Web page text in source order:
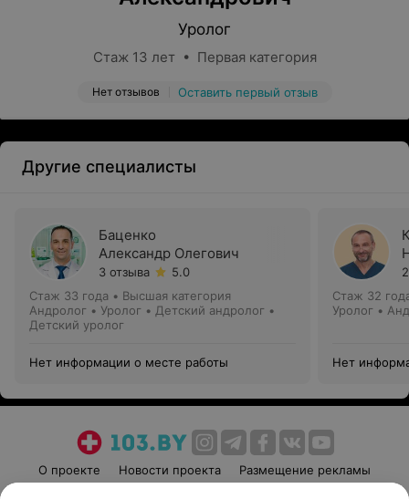
Уролог
Стаж 13 лет • Первая категория
Нет отзывов Оставить первый отзыв
Другие специалисты
Баценко
Александр Олегович
3 отзыва
5.0
Стаж 33 года • Высшая категория
Андролог • Уролог • Детский андролог •
Детский уролог
Нет информации о месте работы
Стаж 32
Уролог •
Нет
О проекте Новости проекта
Размещение рекламы